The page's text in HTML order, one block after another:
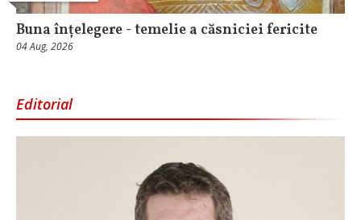
Buna înțelegere - temelie a căsniciei fericite
04 Aug, 2026
Editorial